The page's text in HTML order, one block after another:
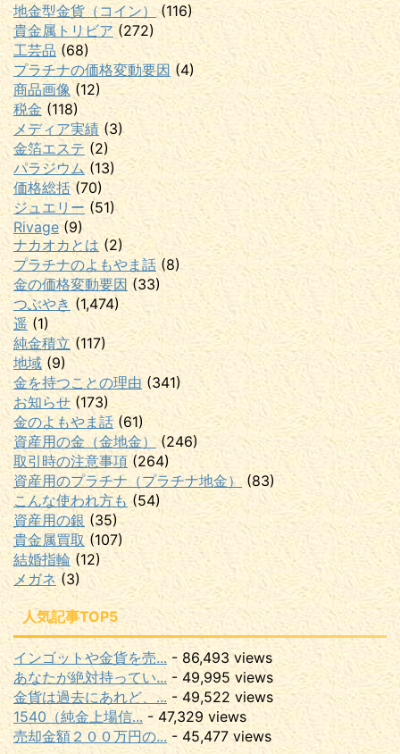
地金型金貨（コイン）
(116)
貴金属トリビア(272)
工芸品 (68)
プラチナの価格変動要因 (4)
商品画像 (12)
税金 (118)
メディア実績 (3)
金箔エステ (2)
パラジウム (13)
価格総括(70)
ジュエリー (51)
Rivage(9)
ナカオカとは (2)
プラチナのよもやま話 (8)
金の価格変動要因 (33)
つぶやき (1,474)
遥(1)
純金積立(117)
地域 (9)
金を持つことの理由 (341)
お知らせ (173)
金のよもやま話 (61)
資産用の金（金地金） (246)
取引時の注意事項 (264)
資産用のプラチナ（プラチナ地金）
(83)
こんな使われ方も (54)
資産用の銀(35)
貴金属買取 (107)
結婚指輪 (12)
メガネ (3)
人気記事TOP5
インゴットや金貨を売... - 86,493 views
あなたが絶対持ってい... - 49,995 views
金貨は過去にあれど、... - 49,522 views
1540（純金上場信... - 47,329 views
売却金額２００万円の... - 45,477 views